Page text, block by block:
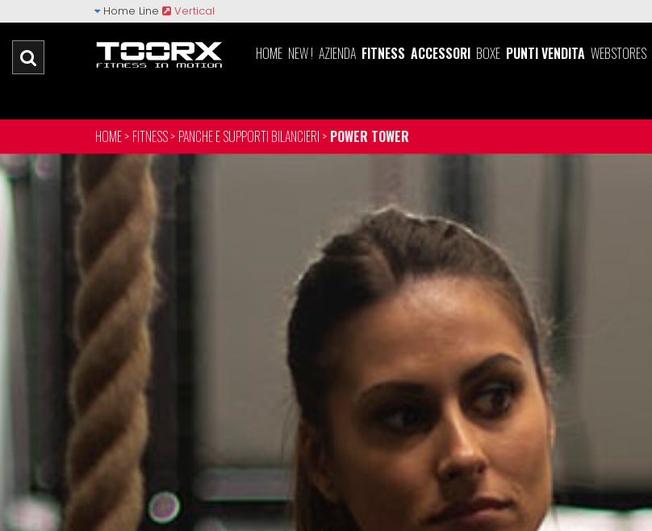
Home Line Vertical
HOME NEW ! AZIENDA FITNESS ACCESSORI BOXE PUNTI VENDITA WEBSTORES
HOME > FITNESS > PANCHE E SUPPORTI BILANCIERI > POWER TOWER